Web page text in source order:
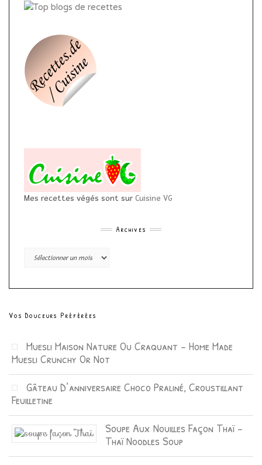
Mes recettes végés sont sur Cuisine VG
Archives
Archives
Vos Douceurs Préférées
Muesli Maison Nature Ou Craquant – Home Made
Muesli Crunchy Or Not
Gâteau D’anniversaire Choco Praliné, Croustillant
Feuilletine
Soupe Aux Nouilles Façon Thaï –
Thaï Noodles Soup